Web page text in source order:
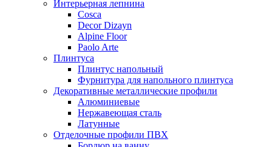
Интерьерная лепнина
Cosca
Decor Dizayn
Alpine Floor
Paolo Arte
Плинтуса
Плинтус напольный
Фурнитура для напольного плинтуса
Декоративные металлические профили
Алюминиевые
Нержавеющая сталь
Латунные
Отделочные профили ПВХ